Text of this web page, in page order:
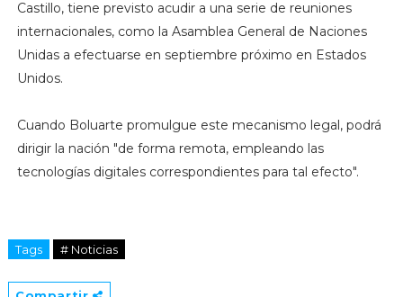
Castillo, tiene previsto acudir a una serie de reuniones
internacionales, como la Asamblea General de Naciones
Unidas a efectuarse en septiembre próximo en Estados
Unidos.
Cuando Boluarte promulgue este mecanismo legal, podrá
dirigir la nación "de forma remota, empleando las
tecnologías digitales correspondientes para tal efecto".
Tags # Noticias